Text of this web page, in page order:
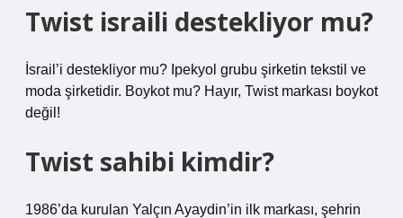
Twist israili destekliyor mu?
İsrail’i destekliyor mu? Ipekyol grubu şirketin tekstil ve
moda şirketidir. Boykot mu? Hayır, Twist markası boykot
değil!
Twist sahibi kimdir?
1986’da kurulan Yalçın Ayaydin’in ilk markası, şehrin